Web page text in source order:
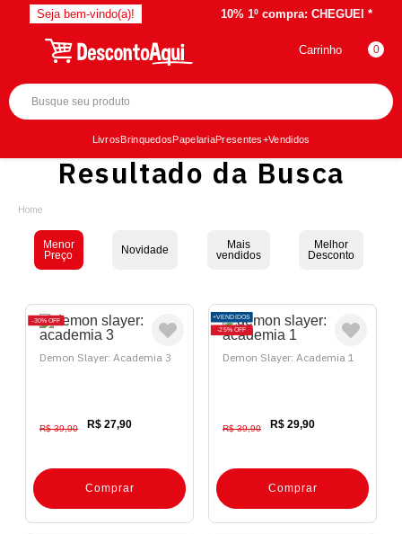
Seja bem-vindo(a)! 10% 1º compra: CHEGUEI *
Carrinho 0
LivrosBrinquedosPapelariaPresentes+Vendidos
Resultado da Busca
Menor
Preço
Novidade
Mais
vendidos
Melhor
Desconto
30% OFF
Demon Slayer: Academia 3
R$ 39,90 R$ 27,90
Comprar
+VENDIDOS
25% OFF
Demon Slayer: Academia 1
R$ 39,90 R$ 29,90
Comprar